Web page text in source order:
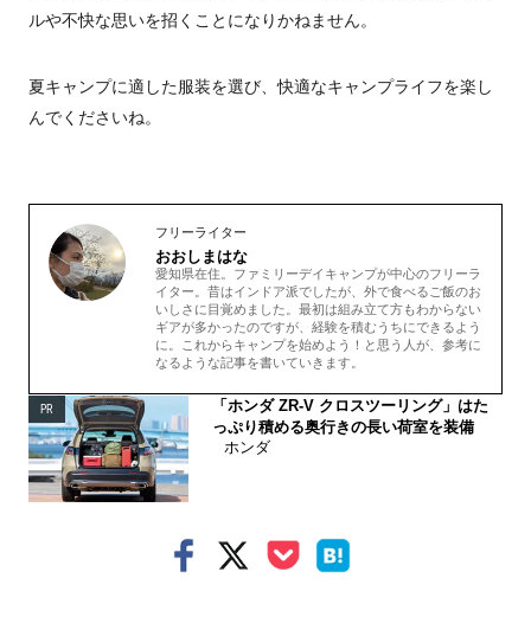
ルや不快な思いを招くことになりかねません。
夏キャンプに適した服装を選び、快適なキャンプライフを楽し
んでくださいね。
フリーライター
おおしまはな
愛知県在住。ファミリーデイキャンプが中心のフリーラ
イター。昔はインドア派でしたが、外で食べるご飯のお
いしさに目覚めました。最初は組み立て方もわからない
ギアが多かったのですが、経験を積むうちにできるよう
に。これからキャンプを始めよう！と思う人が、参考に
なるような記事を書いていきます。
PR
「ホンダ ZR-V クロスツーリング」はた
っぷり積める奥行きの長い荷室を装備
ホンダ